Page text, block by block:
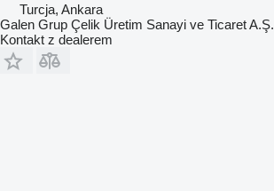
Turcja, Ankara
Galen Grup Çelik Üretim Sanayi ve Ticaret A.Ş.
Kontakt z dealerem